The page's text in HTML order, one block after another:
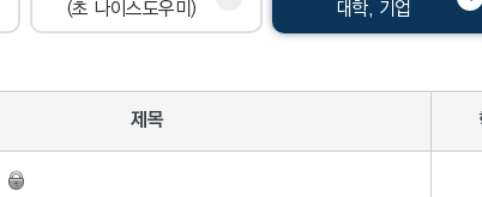
(초 나이스도우미)
대학, 기업
제목